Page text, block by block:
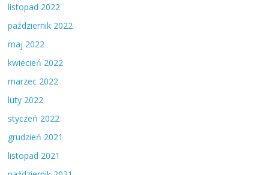
listopad 2022
październik 2022
maj 2022
kwiecień 2022
marzec 2022
luty 2022
styczeń 2022
grudzień 2021
listopad 2021